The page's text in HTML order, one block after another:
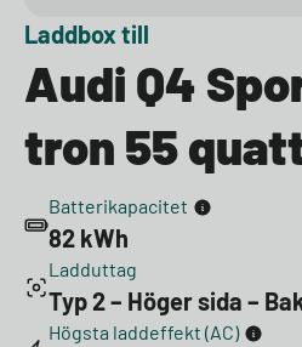
Laddbox till
Audi Q4
tron 55
Batterikapacitet
82 kWh
Ladduttag
Typ 2 – Höger sida –
Högsta laddeffekt (AC)